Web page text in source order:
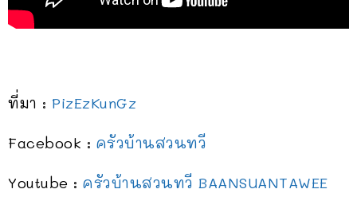
ที่มา : PizEzKunGz
Facebook : ครัวบ้านสวนทวี
Youtube : ครัวบ้านสวนทวี BAANSUANTAWEE